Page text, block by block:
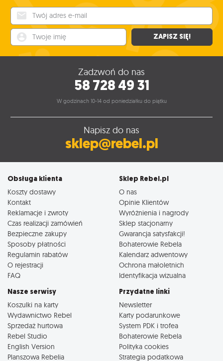
ZAPISZ SIĘ!
Zadzwoń do nas
58 728 49 31
W godzinach 10-14 od poniedziałku do piątku
Napisz do nas
sklep@rebel.pl
Obsługa klienta
Koszty dostawy
Kontakt
Reklamacje i zwroty
Czas realizacji zamówień
Bezpieczne zakupy
Sposoby płatności
Regulamin rabatów
O rejestracji
FAQ
Sklep Rebel.pl
O nas
Opinie Klientów
Wyróżnienia i nagrody
Sklep stacjonarny
Gwarancja satysfakcji!
Bohaterowie Rebela
Kalendarz adwentowy
Ochrona małoletnich
Identyfikacja wizualna
Nasze serwisy
Koszulki na karty
Wydawnictwo Rebel
Sprzedaż hurtowa
Rebel Studio
English Version
Planszowa Rebelia
Przydatne linki
Newsletter
Karty podarunkowe
System PDK i trofea
Bohaterowie Rebela
Polityka cookies
Strategia podatkowa